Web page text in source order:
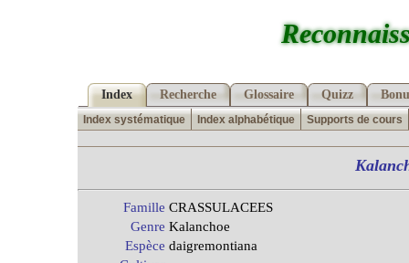
Index Recherche Glossaire Quizz
Index systématique Index alphabétique Supports de cours
Famille CRASSULACEES
Genre Kalanchoe
Espèce daigremontiana